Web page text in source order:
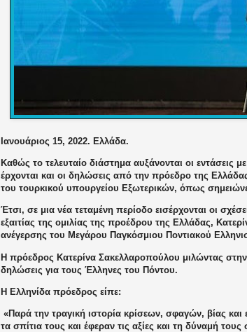
Ιανουάριος 15, 2022. Ελλάδα.
Καθώς το τελευταίο διάστημα αυξάνονται οι εντάσεις
έρχονται και οι δηλώσεις από την πρόεδρο της
του τουρκικού υπουργείου Εξωτερικών, όπως
Έτσι, σε μια νέα τεταμένη περίοδο εισέρχονται οι
εξαιτίας της ομιλίας της προέδρου της Ελλάδας,
ανέγερσης του Μεγάρου Παγκόσμιου Ποντιακού
Η πρόεδρος Κατερίνα Σακελλαροπούλου μιλώντας
δηλώσεις για τους Έλληνες του Πόντου.
Η Ελληνίδα πρόεδρος είπε:
«Παρά την τραγική ιστορία κρίσεων, σφαγών, βίας
τα σπίτια τους και έφεραν τις αξίες και τη δύναμή